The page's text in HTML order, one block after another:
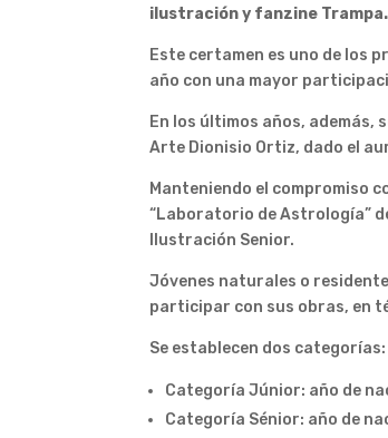
ilustración y fanzine Trampa.
Este certamen es uno de los
año con una mayor
En los últimos años, además,
Arte Dionisio Ortiz, dado el
Manteniendo el compromiso
“Laboratorio de Astrología”
Ilustración Senior.
Jóvenes naturales o
participar con sus obras, en
Se establecen dos categorías:
Categoría Júnior: año de
Categoría Sénior: año de